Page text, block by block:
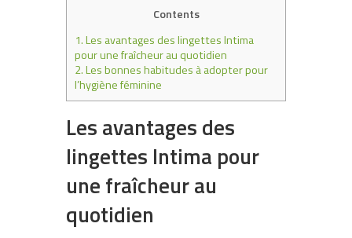
Contents
1.Les avantages des lingettes Intima
pour une fraîcheur au quotidien
2.Les bonnes habitudes à adopter pour
l’hygiène féminine
Les avantages des
lingettes Intima pour
une fraîcheur au
quotidien